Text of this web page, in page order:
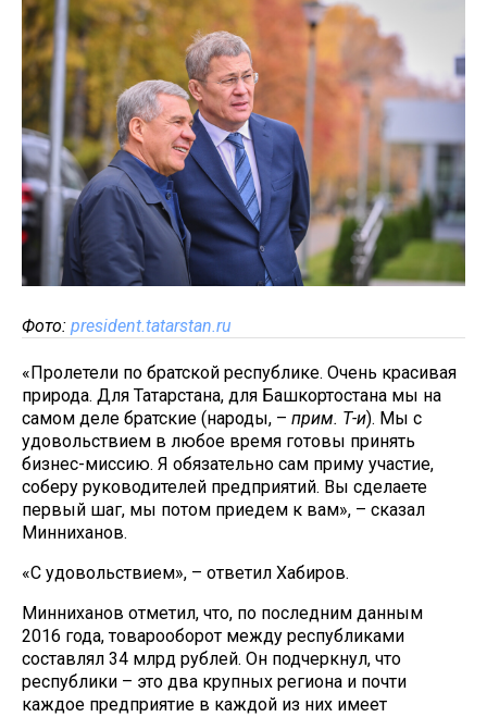
Фото: president.tatarstan.ru
«Пролетели по братской республике. Очень красивая
природа. Для Татарстана, для Башкортостана мы на
самом деле братские (народы, – прим. Т-и). Мы с
удовольствием в любое время готовы принять
бизнес-миссию. Я обязательно сам приму участие,
соберу руководителей предприятий. Вы сделаете
первый шаг, мы потом приедем к вам», – сказал
Минниханов.
«С удовольствием», – ответил Хабиров.
Минниханов отметил, что, по последним данным
2016 года, товарооборот между республиками
составлял 34 млрд рублей. Он подчеркнул, что
республики – это два крупных региона и почти
каждое предприятие в каждой из них имеет